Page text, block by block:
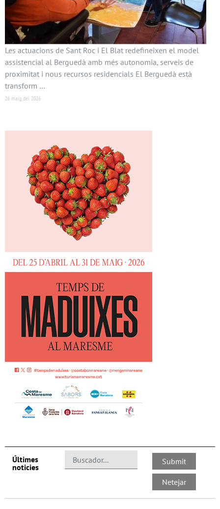
Les actuacions de Sant Roc i El Blat redefineixen el model
assistencial al Berguedà amb més autonomia, serveis de
proximitat i nous recursos residencials El Berguedà està
transform …
26 maig del 2026
Últimes
noticies